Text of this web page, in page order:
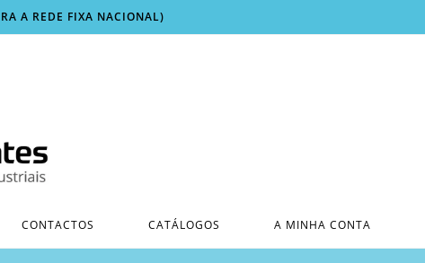
A REDE FIXA NACIONAL)
CONTACTOS CATÁLOGOS A MINHA CONTA